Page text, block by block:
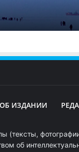
ОБ ИЗДАНИИ
(тексты,
об